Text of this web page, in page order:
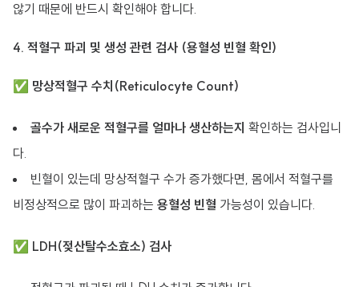
않기 때문에 반드시 확인해야 합니다.
4. 적혈구 파괴 및 생성 관련 검사 (용혈성 빈혈 확인)
✅ 망상적혈구 수치(Reticulocyte Count)
골수가 새로운 적혈구를 얼마나 생산하는지 확인하는 검사입니
다.
빈혈이 있는데 망상적혈구 수가 증가했다면, 몸에서 적혈구를
비정상적으로 많이 파괴하는 용혈성 빈혈 가능성이 있습니다.
✅ LDH(젖산탈수소효소) 검사